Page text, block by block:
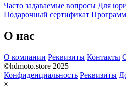
Часто задаваемые вопросы Для
Подарочный сертификат
О нас
О компании Реквизиты Контакты
©hdmoto.store 2025
Конфиденциальность Реквизиты
×